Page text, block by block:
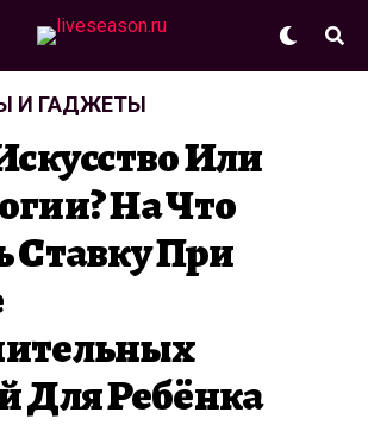
И ГАДЖЕТЫ
Или
На Что
Ставку При
Для Ребёнка